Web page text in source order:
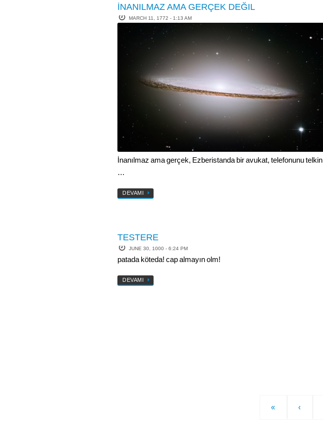
İNANILMAZ AMA GERÇEK DEĞIL
MARCH 11, 1772 - 1:13 AM
İnanılmaz ama gerçek, Ezberistanda bir avukat, telefonunu telkin
…
DEVAMI
TESTERE
JUNE 30, 1000 - 6:24 PM
patada köteda! cap almayın olm!
DEVAMI
« ‹